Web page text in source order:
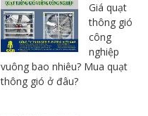
Giá quạt
thông gió
công
nghiệp
vuông bao nhiêu? Mua quạt
thông gió ở đâu?